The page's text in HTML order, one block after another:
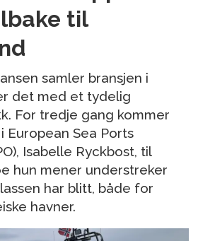
til
samler bransjen i
det med et tydelig
For tredje gang kommer
Sea Ports
Isabelle Ryckbost, til
hun mener understreker
har blitt, både for
havner.